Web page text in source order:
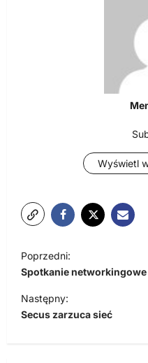
Wyświetl
N
a
w
i
Poprzedni:
Spotkanie networkingowe
Następny:
Secus zarzuca sieć